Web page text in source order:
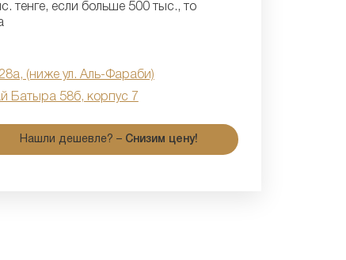
тенге, если больше 500 тыс., то
(ниже ул. Аль-Фараби)
Батыра 58б, корпус 7
Нашли дешевле? – Снизим цену!